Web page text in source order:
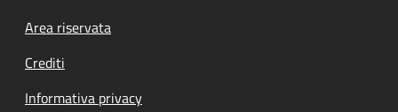
Footer menu
Area riservata
Crediti
Informativa privacy